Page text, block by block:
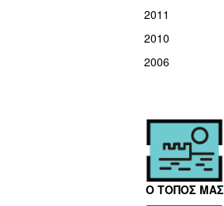
2011
2010
2006
Ο ΤΟΠΟΣ ΜΑΣ